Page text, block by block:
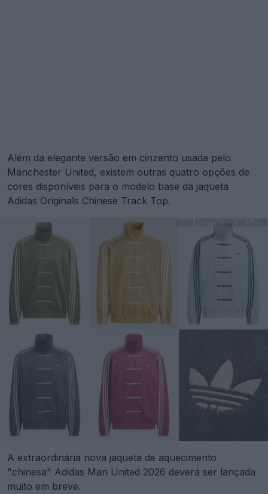
Além da elegante versão em cinzento usada pelo
Manchester United, existem outras quatro opções de
cores disponíveis para o modelo base da jaqueta
Adidas Originals Chinese Track Top.
A extraordinária nova jaqueta de aquecimento
"chinesa" Adidas Man United 2026 deverá ser lançada
muito em breve.